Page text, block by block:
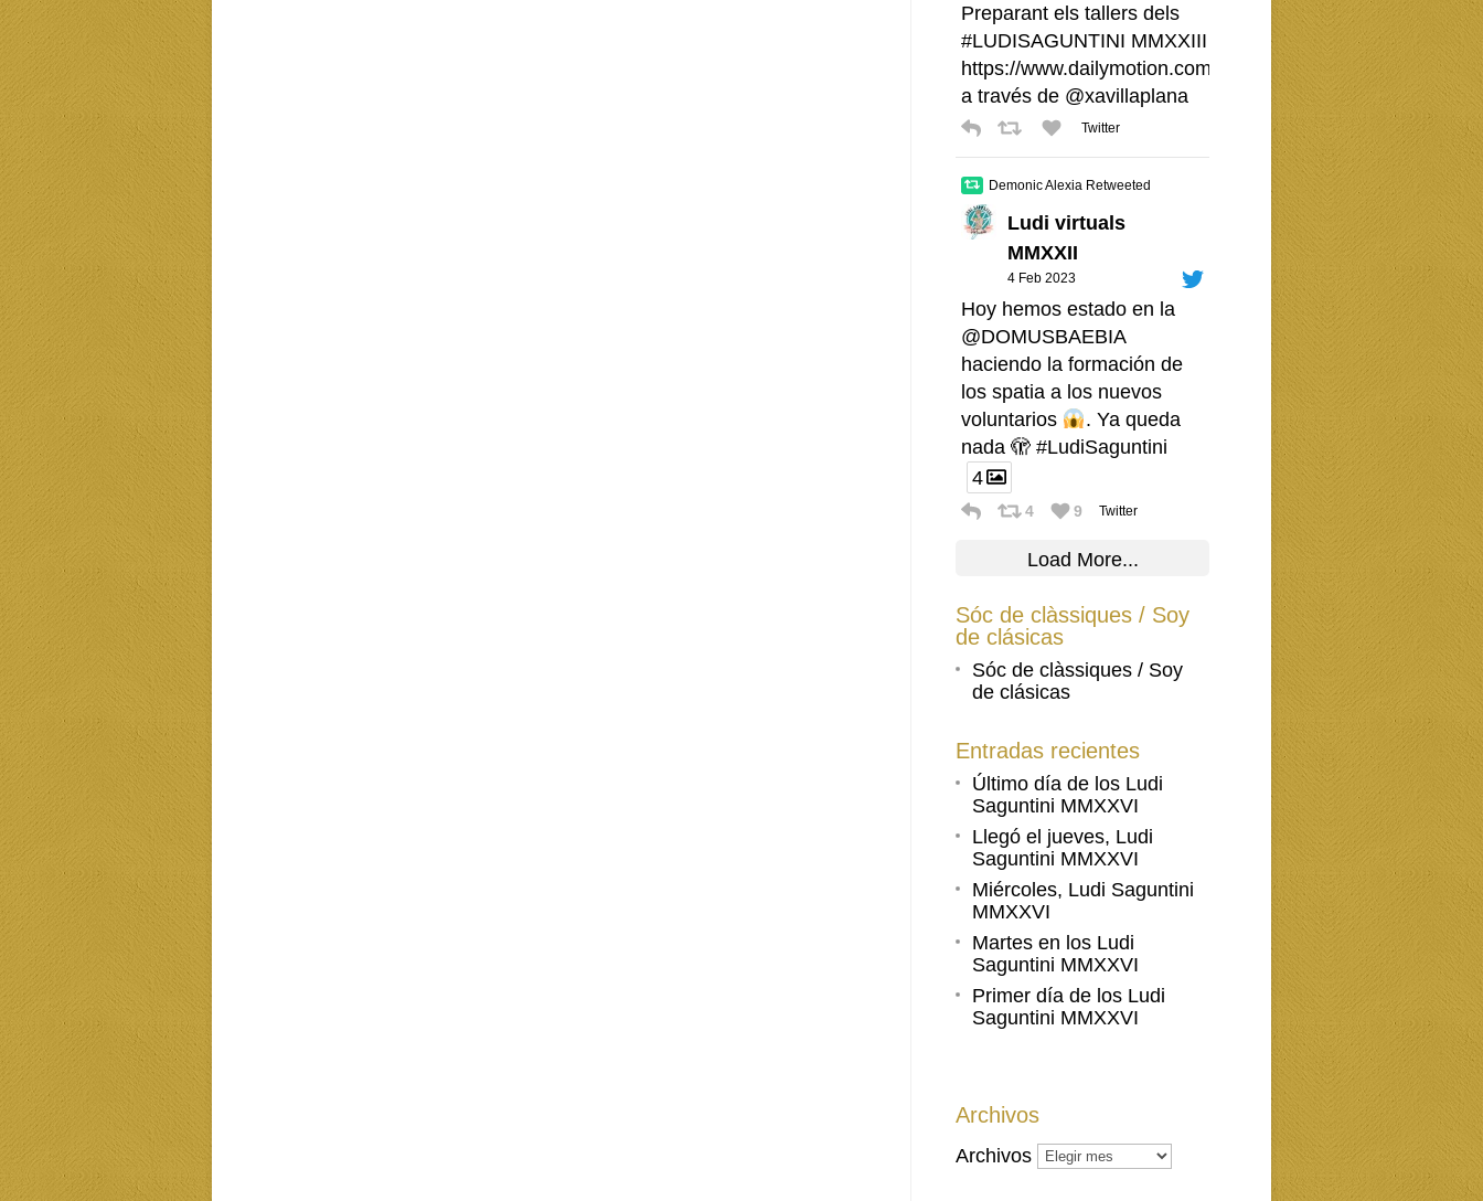
Preparant els tallers dels
#LUDISAGUNTINI MMXXIII -
https://www.dailymotion.com/video/x8i7tcn
a través de @xavillaplana
Twitter
Demonic Alexia Retweeted
Ludi virtuals
MMXXII
4 Feb 2023
Hoy hemos estado en la
@DOMUSBAEBIA
haciendo la formación de
los spatia a los nuevos
voluntarios
. Ya queda
nada 🫣 #LudiSaguntini
4
4 9 Twitter
Load More...
Sóc de clàssiques / Soy
de clásicas
Sóc de clàssiques / Soy
de clásicas
Entradas recientes
Último día de los Ludi
Saguntini MMXXVI
Llegó el jueves, Ludi
Saguntini MMXXVI
Miércoles, Ludi Saguntini
MMXXVI
Martes en los Ludi
Saguntini MMXXVI
Primer día de los Ludi
Saguntini MMXXVI
Archivos
Archivos